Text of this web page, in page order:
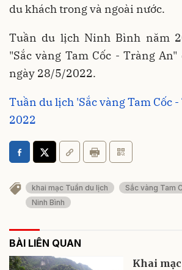
du khách trong và ngoài nước.
Tuần du lịch Ninh Bình năm
"Sắc vàng Tam Cốc - Tràng
ngày 28/5/2022.
Tuần du lịch 'Sắc vàng Tam Cốc
2022
khai mạc Tuần du lịch
Sắc vàng Tam
Ninh Bình
BÀI LIÊN QUAN
Khai